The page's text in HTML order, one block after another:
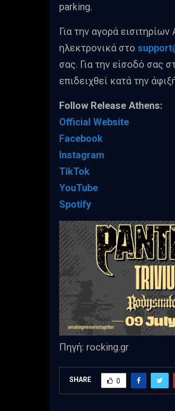
parking.
Για την αγορά
ηλεκτρονικά στο support
σας. Για την είσοδό σας
επιδειχθεί κατά την
Follow Release Athens:
Official Website
Facebook
Instagram
TikTok
YouTube
Spotify
Πηγή: rocking.gr
SHARE 0